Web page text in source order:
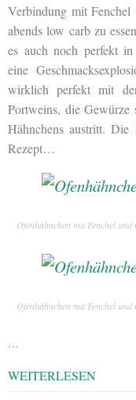
Verbindung mit Fenchel
abends low carb zu
es auch noch perfekt
eine
wirklich perfekt mit
Portweins, die Gewürze
Hähnchens austritt.
Rezept…
Ofenhähnchen mit Fenchel und
Ofenhähnchen mit Fenchel und
…
WEITERLESEN